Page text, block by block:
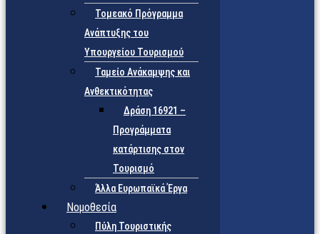
Τομεακό Πρόγραμμα
Ανάπτυξης του
Υπουργείου Τουρισμού
Ταμείο Ανάκαμψης και
Ανθεκτικότητας
Δράση 16921 –
Προγράμματα
κατάρτισης στον
Τουρισμό
Άλλα Ευρωπαϊκά Έργα
Νομοθεσία
Πύλη Τουριστικής